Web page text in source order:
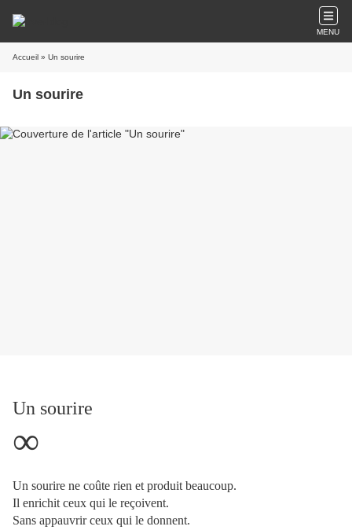
MENU
Accueil » Un sourire
Un sourire
Un sourire
∞
Un sourire ne coûte rien et produit beaucoup.
Il enrichit ceux qui le reçoivent.
Sans appauvrir ceux qui le donnent.